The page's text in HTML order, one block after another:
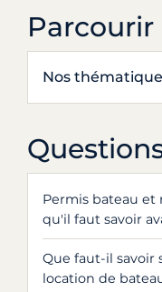
Parcourir
Nos
Permis bateau et
qu'il faut savoir
Que faut-il savoir
location de